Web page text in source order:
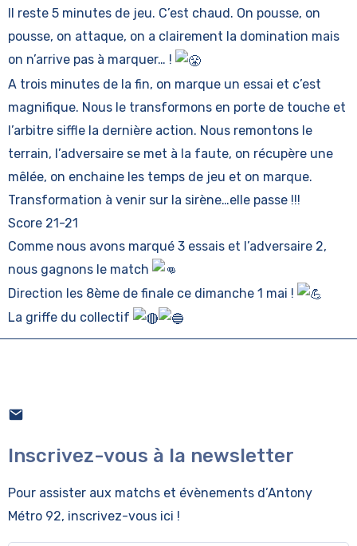
Il reste 5 minutes de jeu. C’est chaud. On pousse, on
pousse, on attaque, on a clairement la domination mais
on n’arrive pas à marquer… !
A trois minutes de la fin, on marque un essai et c’est
magnifique. Nous le transformons en porte de touche et
l’arbitre siffle la dernière action. Nous remontons le
terrain, l’adversaire se met à la faute, on récupère une
mêlée, on enchaine les temps de jeu et on marque.
Transformation à venir sur la sirène…elle passe !!!
Score 21-21
Comme nous avons marqué 3 essais et l’adversaire 2,
nous gagnons le match
Direction les 8ème de finale ce dimanche 1 mai !
La griffe du collectif
Inscrivez-vous à la newsletter
Pour assister aux matchs et évènements d’Antony
Métro 92, inscrivez-vous ici !